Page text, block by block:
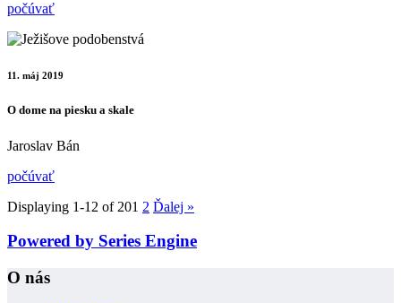
počúvať
11. máj 2019
O dome na piesku a skale
Jaroslav Bán
počúvať
Displaying 1-12 of 201 2 Ďalej »
Powered by Series Engine
O nás